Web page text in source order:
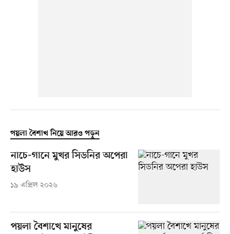
পয়লা বৈশাখ নিয়ে আরও পড়ুন
নাচে-গানে মুখর সিডনির অপেরা
হাউস
১৯ এপ্রিল ২০২৬
পয়লা বৈশাখে মানুষের